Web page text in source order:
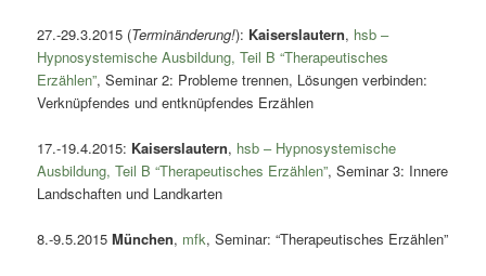
27.-29.3.2015 (Terminänderung!): Kaiserslautern, hsb –
Hypnosystemische Ausbildung, Teil B “Therapeutisches
Erzählen”, Seminar 2: Probleme trennen, Lösungen verbinden:
Verknüpfendes und entknüpfendes Erzählen
17.-19.4.2015: Kaiserslautern, hsb – Hypnosystemische
Ausbildung, Teil B “Therapeutisches Erzählen”, Seminar 3: Innere
Landschaften und Landkarten
8.-9.5.2015München, mfk, Seminar: “Therapeutisches Erzählen”